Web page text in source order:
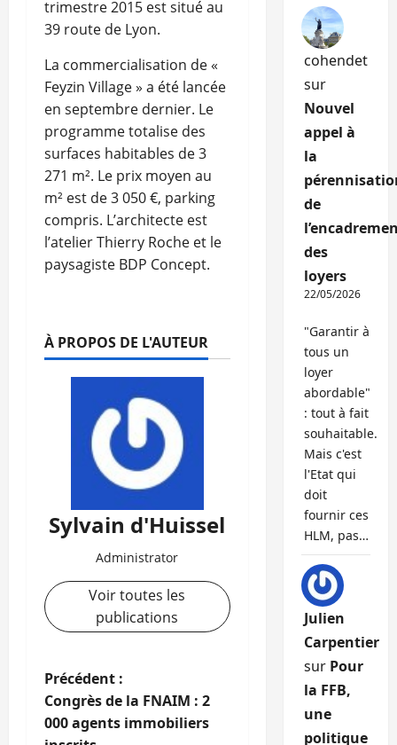
trimestre 2015 est situé au
39 route de Lyon.
La commercialisation de «
Feyzin Village » a été lancée
en septembre dernier. Le
programme totalise des
surfaces habitables de 3
271 m². Le prix moyen au
m² est de 3 050 €, parking
compris. L’architecte est
l’atelier Thierry Roche et le
paysagiste BDP Concept.
À PROPOS DE L'AUTEUR
Sylvain d'Huissel
Administrator
Voir toutes les
publications
N
a
Précédent :
Congrès de la FNAIM : 2
000 agents immobiliers
cohendet
sur
Nouvel
appel à
la
de
des
loyers
22/05/2026
"Garantir à
tous un
loyer
abordable"
: tout à fait
souhaitable.
Mais c'est
l'Etat qui
doit
fournir ces
HLM, pas…
Julien
Carpentier
sur Pour
la FFB,
une
politique